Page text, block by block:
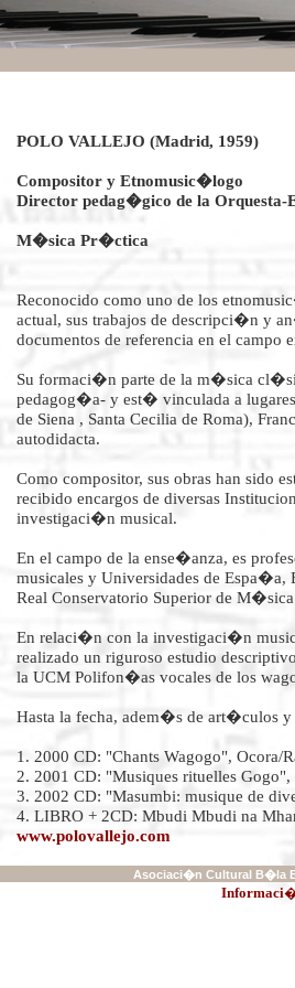
POLO VALLEJO (Madrid, 1959)
Compositor y Etnomusic�logo
Director pedag�gico de la Orquesta-
M�sica Pr�ctica
Reconocido como uno de los
actual, sus trabajos de descripci�n y
documentos de referencia en el
Su formaci�n parte de la m�sica
pedagog�a- y est� vinculada a
de Siena , Santa Cecilia de Roma),
autodidacta.
Como compositor, sus obras han sido
recibido encargos de diversas
investigaci�n musical.
En el campo de la ense�anza, es
musicales y Universidades de
Real Conservatorio Superior de
En relaci�n con la investigaci�n
realizado un riguroso estudio
la UCM Polifon�as vocales de los
Hasta la fecha, adem�s de art�culos
1. 2000 CD: "Chants Wagogo", Ocora/
2. 2001 CD: "Musiques rituelles
3. 2002 CD: "Masumbi: musique de
4. LIBRO + 2CD: Mbudi Mbudi na
www.polovallejo.com
Asociaci�n Cultural B�la